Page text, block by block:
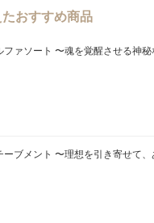
おすすめ商品
ファソート 〜魂を覚醒させる神
ーブメント 〜理想を引き寄せて